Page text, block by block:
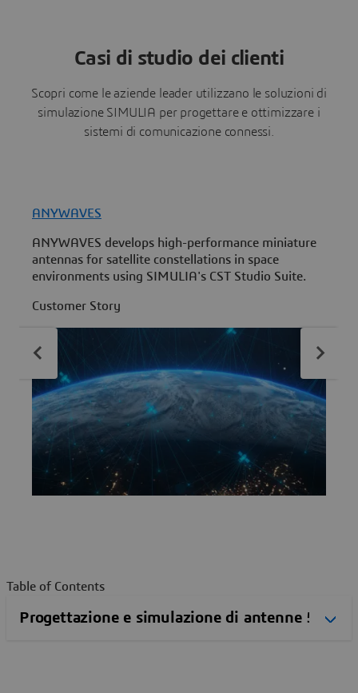
Casi di studio dei clienti
Scopri come le aziende leader utilizzano le soluzioni di
simulazione SIMULIA per progettare e ottimizzare i
sistemi di comunicazione connessi.
ANYWAVES
ANYWAVES develops high-performance miniature
antennas for satellite constellations in space
environments using SIMULIA's CST Studio Suite.
Customer Story
Table of Contents